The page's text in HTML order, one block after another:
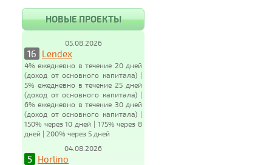
НОВЫЕ ПРОЕКТЫ
05.08.2026
16 Lendex
4% ежедневно в течение 20 дней
(доход от основного капитала) |
5% ежедневно в течение 25 дней
(доход от основного капитала) |
6% ежедневно в течение 30 дней
(доход от основного капитала) |
150% через 10 дней | 175% через 8
дней | 200% через 5 дней
04.08.2026
5 Horlino